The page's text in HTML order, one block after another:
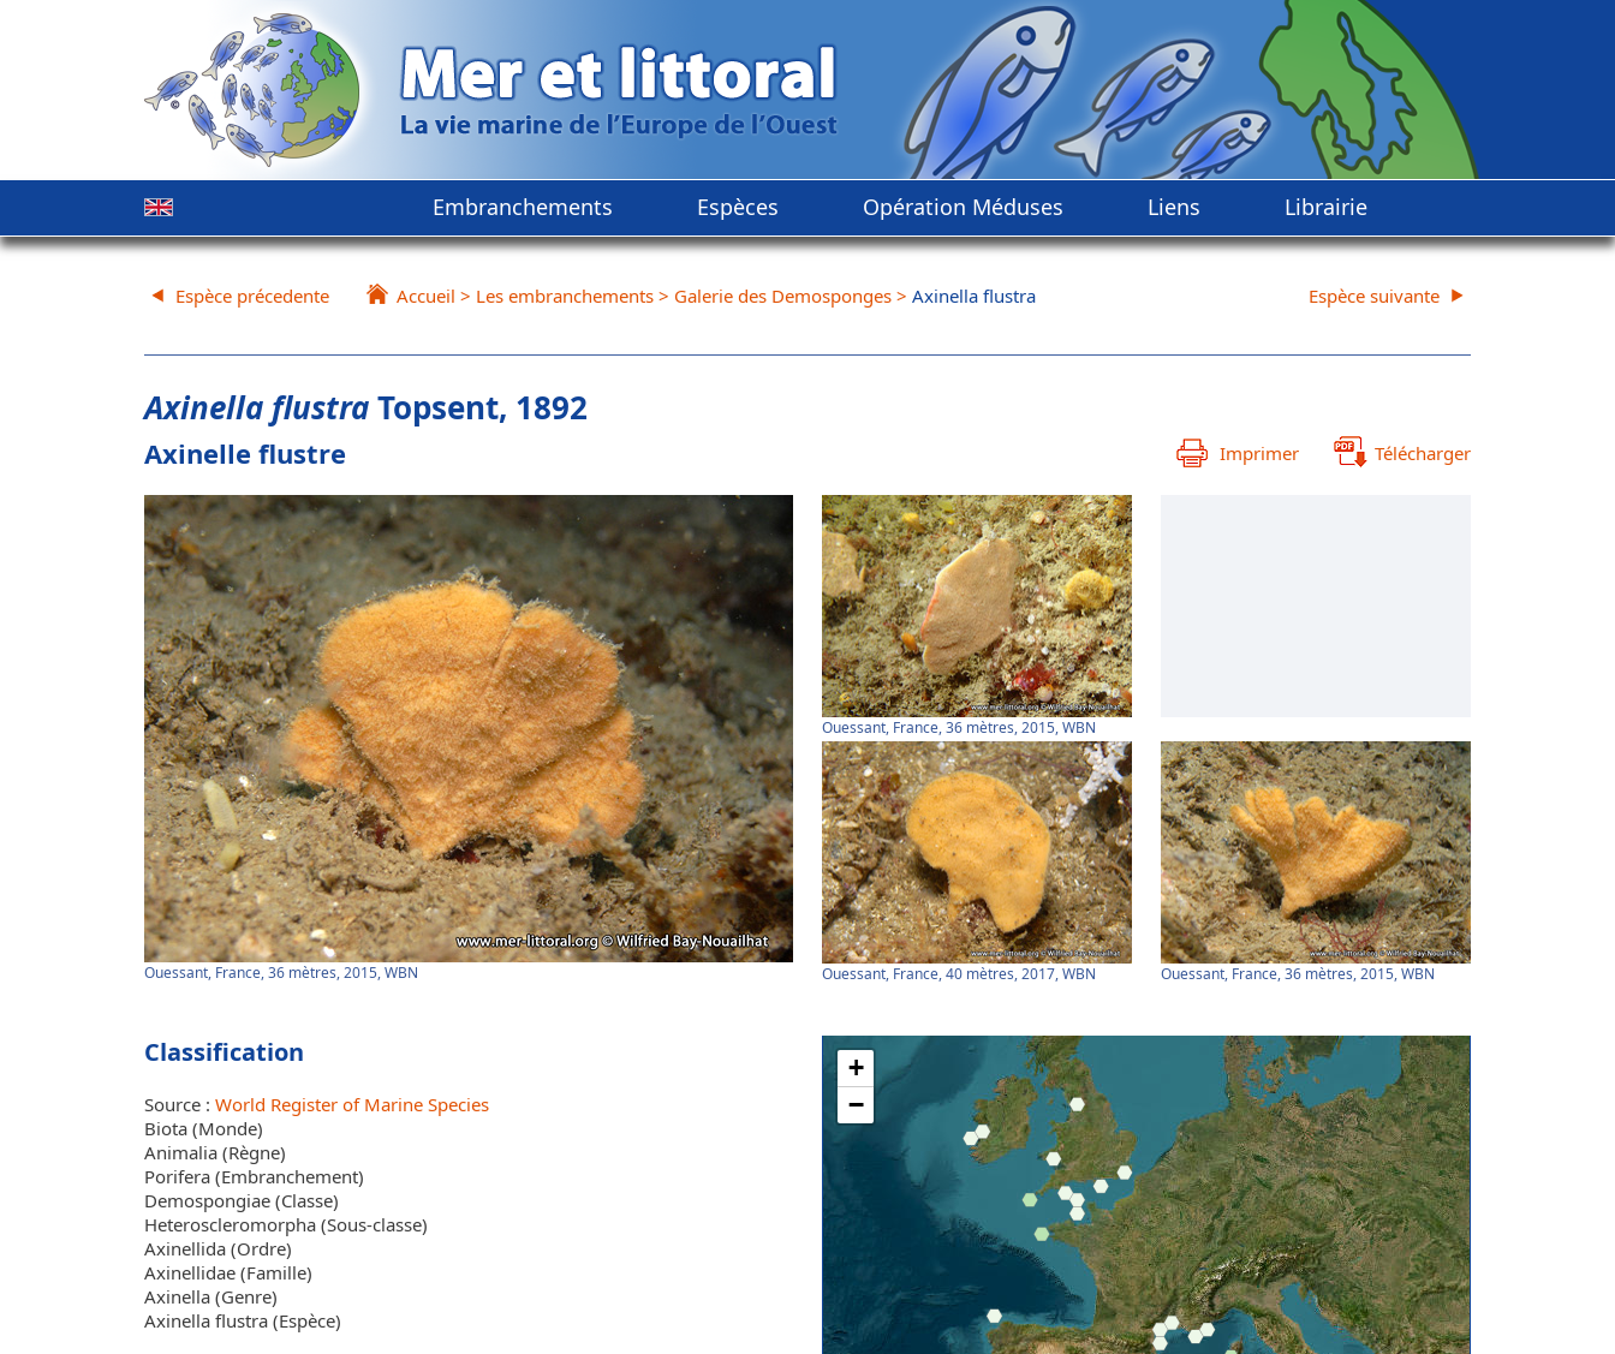
Embranchements Espèces Opération Méduses Liens Librairie
Espèce précedente Accueil > Les embranchements > Galerie des Demosponges > Axinella flustra Espèce suivante
Axinella flustraTopsent, 1892
Axinelle flustre Imprimer Télécharger
Ouessant, France, 36 mètres, 2015, WBN
Ouessant, France, 36 mètres, 2015, WBN
Ouessant, France, 40 mètres, 2017, WBN Ouessant, France, 36 mètres, 2015, WBN
Classification
Source : World Register of Marine Species
Biota (Monde)
Animalia (Règne)
Porifera (Embranchement)
Demospongiae (Classe)
Heteroscleromorpha (Sous-classe)
Axinellida (Ordre)
Axinellidae (Famille)
Axinella (Genre)
Axinella flustra (Espèce)